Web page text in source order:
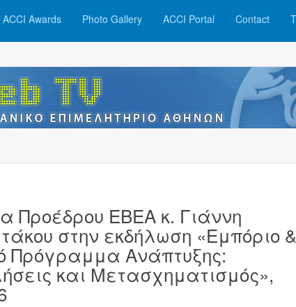
ACCI Awards Photo Gallery ACCI Portal Contact
Προέδρου ΕΒΕΑ κ. Γιάννη
στην εκδήλωση «Εμπόριο &
Πρόγραμμα Ανάπτυξης:
και Μετασχηματισμός»,